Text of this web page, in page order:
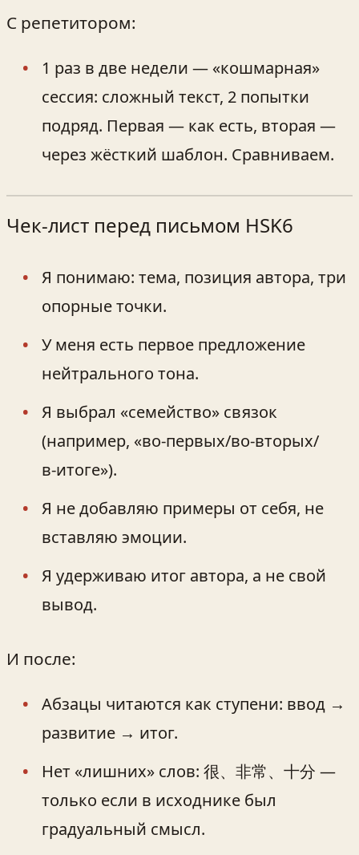
С репетитором:
1 раз в две недели — «кошмарная»
сессия: сложный текст, 2 попытки
подряд. Первая — как есть, вторая —
через жёсткий шаблон. Сравниваем.
Чек‑лист перед письмом HSK6
Я понимаю: тема, позиция автора, три
опорные точки.
У меня есть первое предложение
нейтрального тона.
Я выбрал «семейство» связок
(например, «во‑первых/во‑вторых/
в‑итоге»).
Я не добавляю примеры от себя, не
вставляю эмоции.
Я удерживаю итог автора, а не свой
вывод.
И после:
Абзацы читаются как ступени: ввод →
развитие → итог.
Нет «лишних» слов: 很、非常、十分 —
только если в исходнике был
градуальный смысл.